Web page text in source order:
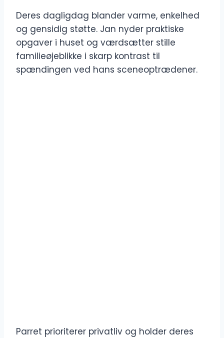
Deres dagligdag blander varme, enkelhed
og gensidig støtte. Jan nyder praktiske
opgaver i huset og værdsætter stille
familieøjeblikke i skarp kontrast til
spændingen ved hans sceneoptrædener.
Parret prioriterer privatliv og holder deres